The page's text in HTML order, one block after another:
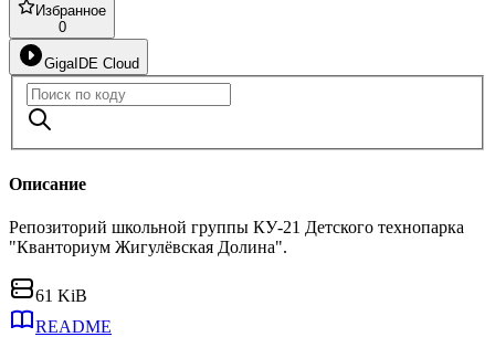
Избранное
0
GigaIDE Cloud
Описание
Репозиторий школьной группы КУ-21 Детского технопарка
"Кванториум Жигулёвская Долина".
61 KiB
README